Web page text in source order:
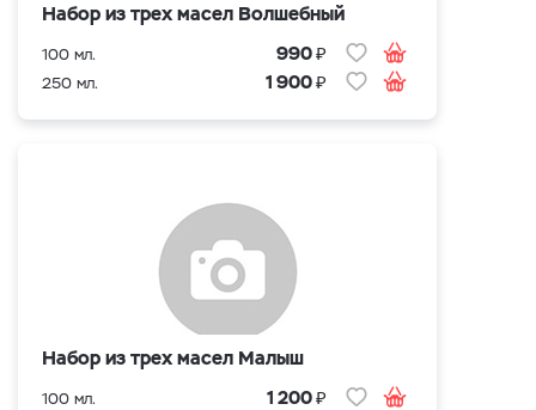
Набор из трех масел Волшебный
100 мл. 990₽
250 мл. 1 900₽
Набор из трех масел Малыш
100 мл. 1 200₽